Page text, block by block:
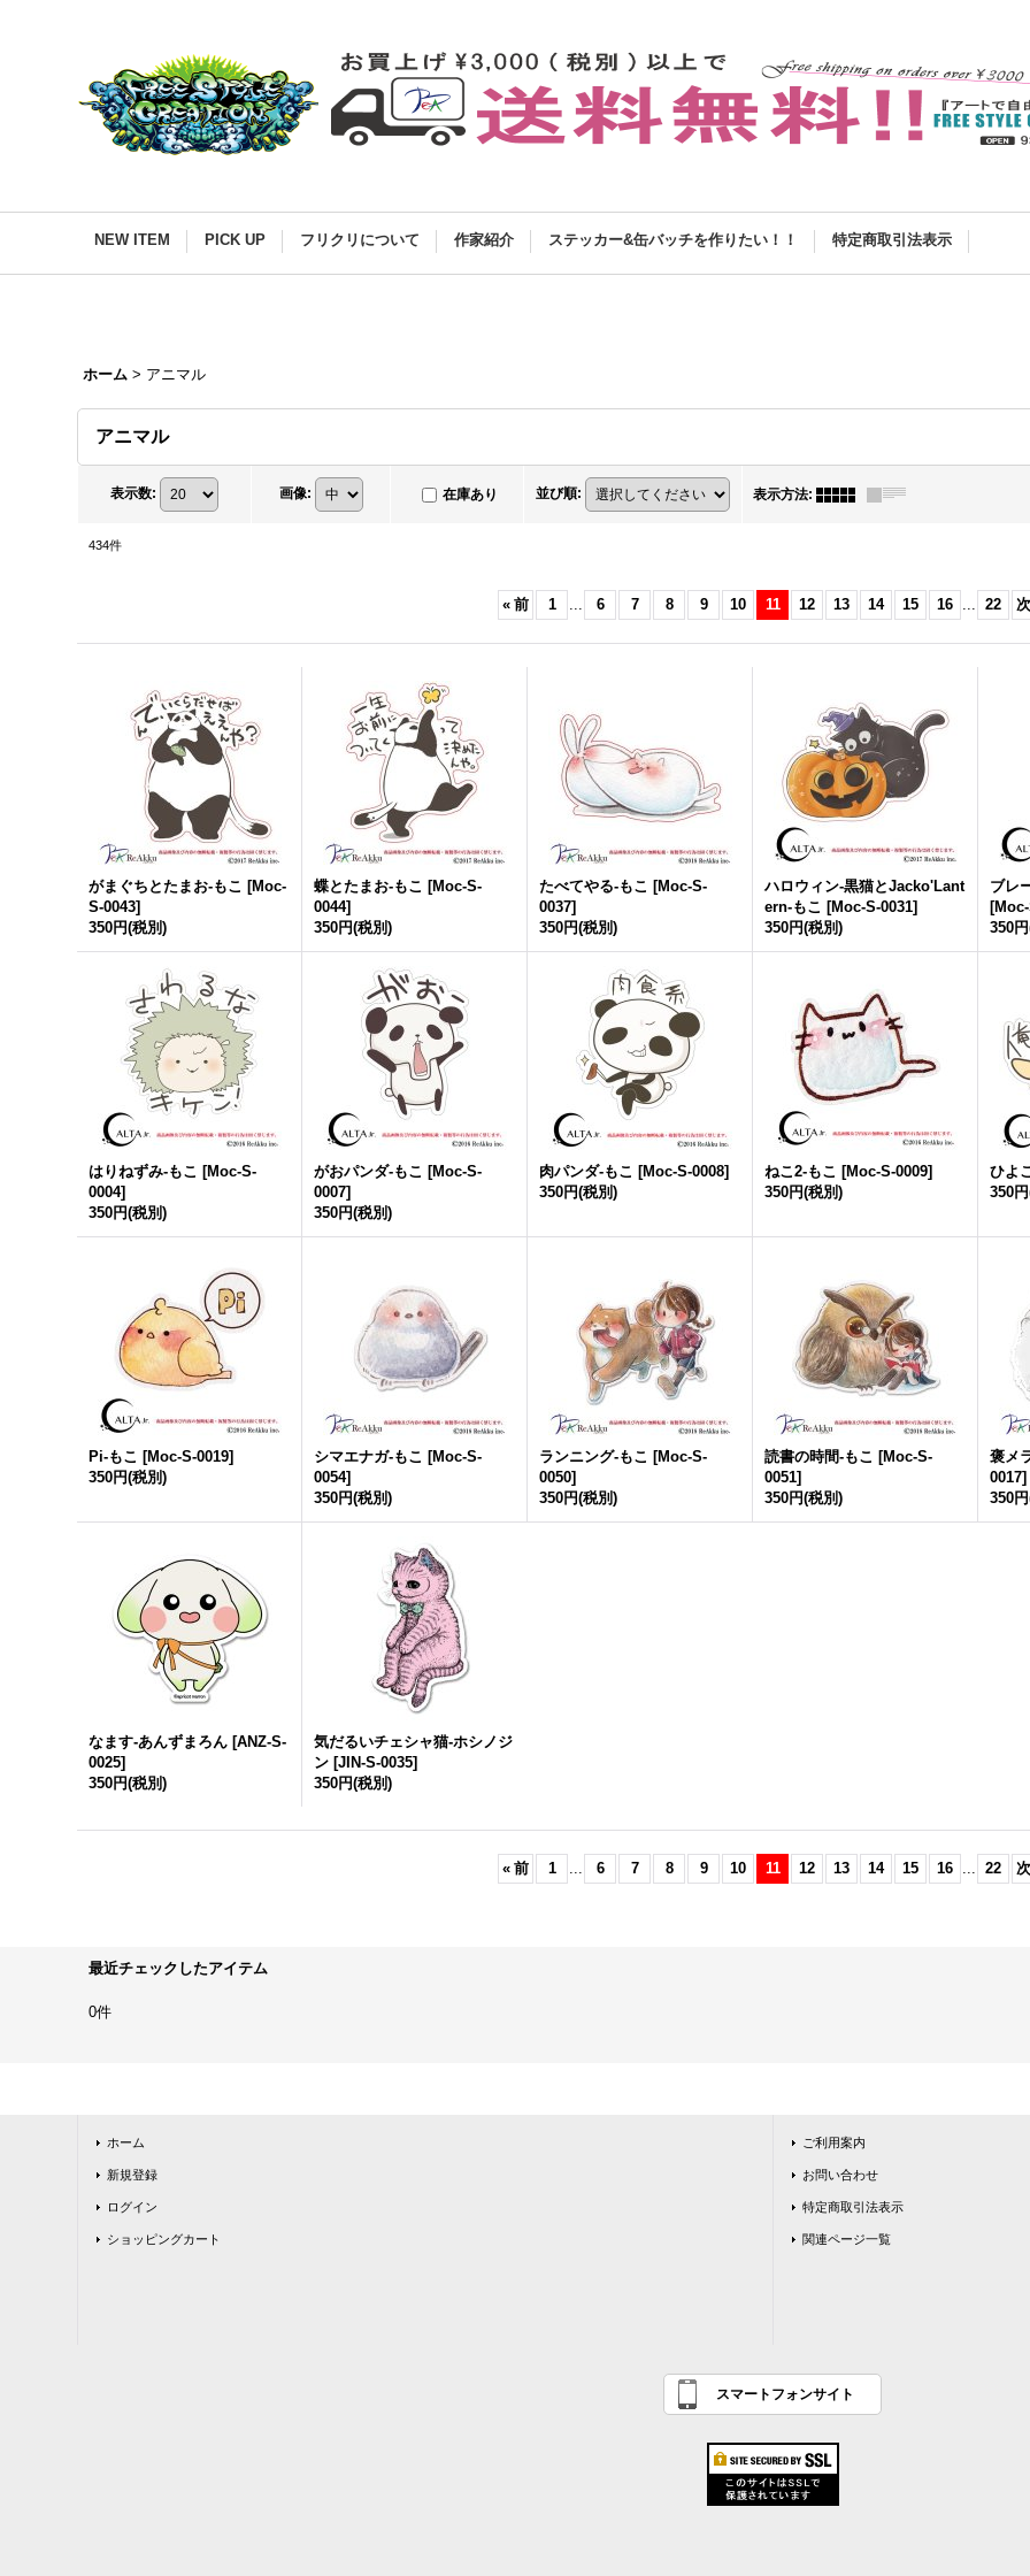
NEW ITEM PICK UP フリクリについて 作家紹介 ステッカー&缶バッチを作りたい！！ 特定商取引法表示
ホーム > アニマル
アニマル
表示数: 画像: 在庫あり 並び順: 表示方法:
434件
« 前 1 ... 6 7 8 9 10 11 12 13 14 15 16 ... 22 次
がまぐちとたまお-もこ [Moc-
S-0043]
350円(税別)
蝶とたまお-もこ [Moc-S-
0044]
350円(税別)
たべてやる-もこ [Moc-S-
0037]
350円(税別)
ハロウィン-黒猫とJacko'Lant
ern-もこ [Moc-S-0031]
350円(税別)
ブレ
[
350円
はりねずみ-もこ [Moc-S-
0004]
350円(税別)
がおパンダ-もこ [Moc-S-
0007]
350円(税別)
肉パンダ-もこ [Moc-S-0008]
350円(税別)
ねこ2-もこ [Moc-S-0009]
350円(税別)
ひよ
350円
Pi-もこ [Moc-S-0019]
350円(税別)
シマエナガ-もこ [Moc-S-
0054]
350円(税別)
ランニング-もこ [Moc-S-
0050]
350円(税別)
読書の時間-もこ [Moc-S-
0051]
350円(税別)
褒メ
0017]
350円
なます-あんずまろん [ANZ-S-
0025]
350円(税別)
気だるいチェシャ猫-ホシノジ
ン [JIN-S-0035]
350円(税別)
« 前 1 ... 6 7 8 9 10 11 12 13 14 15 16 ... 22 次
最近チェックしたアイテム
0件
ホーム
新規登録
ログイン
ショッピングカート
ご利用案内
お問い合わせ
特定商取引法表示
関連ページ一覧
スマートフォンサイト